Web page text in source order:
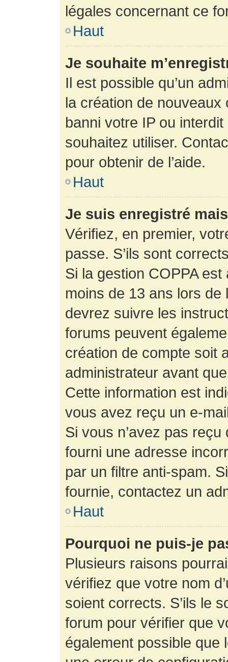
légales concernant ce
Haut
Je souhaite
Il est possible qu’un
la création de
banni votre IP ou
souhaitez utiliser.
pour obtenir de l’aide.
Haut
Je suis enregistré
Vérifiez, en premier,
passe. S’ils sont
Si la gestion COPPA
moins de 13 ans lors de
devrez suivre les
forums peuvent
création de compte soit
administrateur avant
Cette information est
vous avez reçu un e-
Si vous n’avez pas
fourni une adresse
par un filtre anti-spam.
fournie, contactez un
Haut
Pourquoi ne puis-je
Plusieurs raisons
vérifiez que votre nom
soient corrects. S’ils le
forum pour vérifier que
également possible que